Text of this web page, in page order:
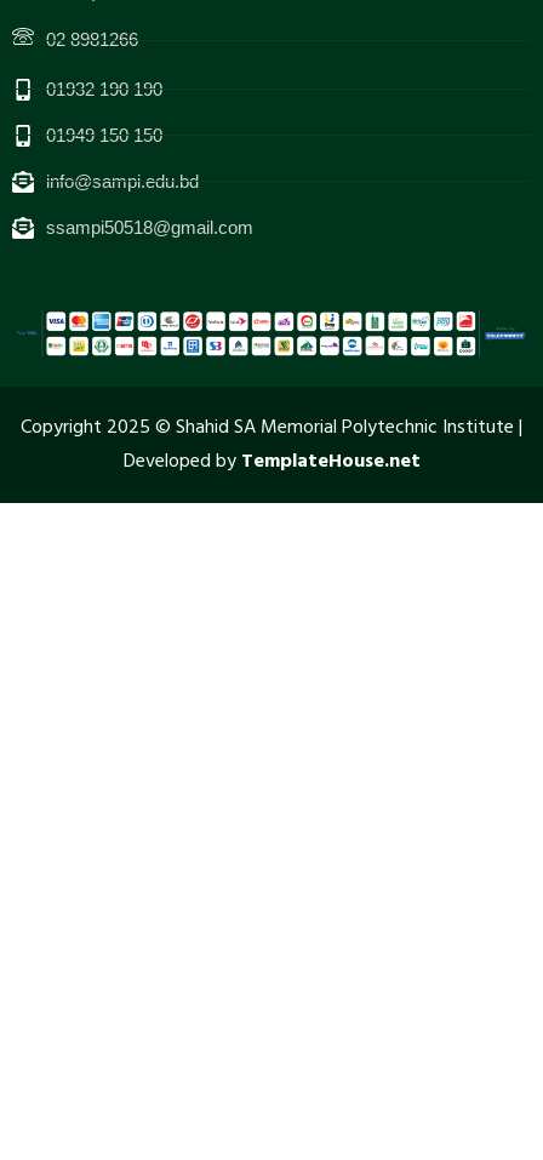
02 8981266
01932 190 190
01949 150 150
info@sampi.edu.bd
ssampi50518@gmail.com
Copyright 2025 © Shahid SA Memorial Polytechnic Institute |
Developed byTemplateHouse.net